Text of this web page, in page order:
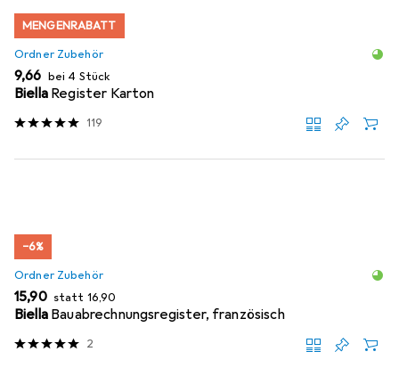
MENGENRABATT
Ordner Zubehör
EUR
9,66 bei 4 Stück
Biella Register Karton
119
−6%
Ordner Zubehör
EUR
15,90 statt EUR
16,90
Biella Bauabrechnungsregister, französisch
2